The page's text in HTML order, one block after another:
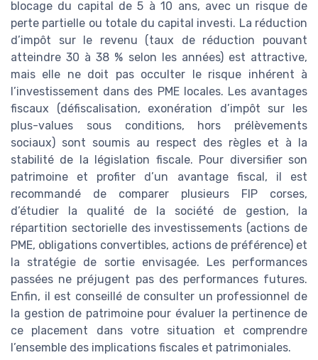
blocage du capital de 5 à 10 ans, avec un risque de
perte partielle ou totale du capital investi. La réduction
d’impôt sur le revenu (taux de réduction pouvant
atteindre 30 à 38 % selon les années) est attractive,
mais elle ne doit pas occulter le risque inhérent à
l’investissement dans des PME locales. Les avantages
fiscaux (défiscalisation, exonération d’impôt sur les
plus-values sous conditions, hors prélèvements
sociaux) sont soumis au respect des règles et à la
stabilité de la législation fiscale. Pour diversifier son
patrimoine et profiter d’un avantage fiscal, il est
recommandé de comparer plusieurs FIP corses,
d’étudier la qualité de la société de gestion, la
répartition sectorielle des investissements (actions de
PME, obligations convertibles, actions de préférence) et
la stratégie de sortie envisagée. Les performances
passées ne préjugent pas des performances futures.
Enfin, il est conseillé de consulter un professionnel de
la gestion de patrimoine pour évaluer la pertinence de
ce placement dans votre situation et comprendre
l’ensemble des implications fiscales et patrimoniales.